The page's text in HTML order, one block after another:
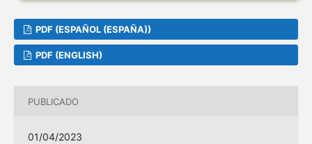
PDF (ESPAÑOL (ESPAÑA))
PDF (ENGLISH)
PUBLICADO
01/04/2023